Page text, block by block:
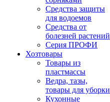
Средства защиты
для водоемов
Средства от
болезней растений
Серия ПРОФИ
Хозтовары
Товары из
пластмассы
Ведра, тазы,
товары для уборки
Кухонные